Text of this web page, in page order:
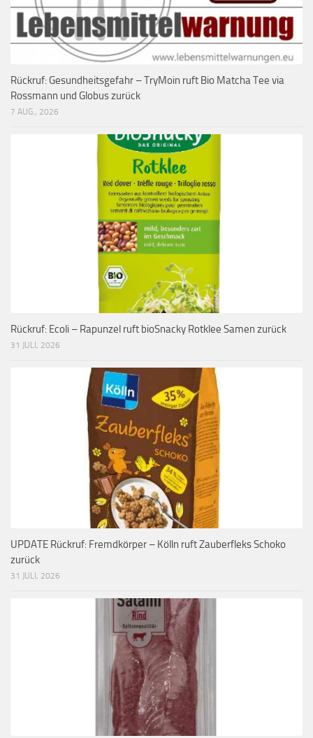
Rückruf: Gesundheitsgefahr – TryMoin ruft Bio Matcha Tee via
Rossmann und Globus zurück
7 AUG., 2026
Rückruf: Ecoli – Rapunzel ruft bioSnacky Rotklee Samen zurück
31 JULI, 2026
UPDATE Rückruf: Fremdkörper – Kölln ruft Zauberfleks Schoko
zurück
31 JULI, 2026